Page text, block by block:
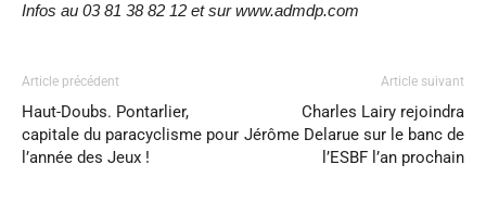
Infos au 03 81 38 82 12 et sur www.admdp.com
Article précédent
Haut-Doubs. Pontarlier,
capitale du paracyclisme pour
l’année des Jeux !
Article suivant
Charles Lairy rejoindra
Jérôme Delarue sur le banc de
l’ESBF l’an prochain